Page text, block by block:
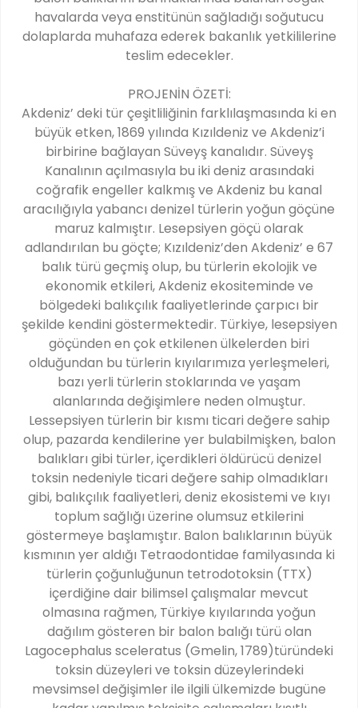
havalarda veya enstitünün sağladığı soğutucu
dolaplarda muhafaza ederek bakanlık yetkililerine
teslim edecekler.
PROJENİN ÖZETİ:
Akdeniz’ deki tür çeşitliliğinin farklılaşmasında ki en
büyük etken, 1869 yılında Kızıldeniz ve Akdeniz’i
birbirine bağlayan Süveyş kanalıdır. Süveyş
Kanalının açılmasıyla bu iki deniz arasındaki
coğrafik engeller kalkmış ve Akdeniz bu kanal
aracılığıyla yabancı denizel türlerin yoğun göçüne
maruz kalmıştır. Lesepsiyen göçü olarak
adlandırılan bu göçte; Kızıldeniz’den Akdeniz’ e 67
balık türü geçmiş olup, bu türlerin ekolojik ve
ekonomik etkileri, Akdeniz ekositeminde ve
bölgedeki balıkçılık faaliyetlerinde çarpıcı bir
şekilde kendini göstermektedir. Türkiye, lesepsiyen
göçünden en çok etkilenen ülkelerden biri
olduğundan bu türlerin kıyılarımıza yerleşmeleri,
bazı yerli türlerin stoklarında ve yaşam
alanlarında değişimlere neden olmuştur.
Lessepsiyen türlerin bir kısmı ticari değere sahip
olup, pazarda kendilerine yer bulabilmişken, balon
balıkları gibi türler, içerdikleri öldürücü denizel
toksin nedeniyle ticari değere sahip olmadıkları
gibi, balıkçılık faaliyetleri, deniz ekosistemi ve kıyı
toplum sağlığı üzerine olumsuz etkilerini
göstermeye başlamıştır. Balon balıklarının büyük
kısmının yer aldığı Tetraodontidae familyasında ki
türlerin çoğunluğunun tetrodotoksin (TTX)
içerdiğine dair bilimsel çalışmalar mevcut
olmasına rağmen, Türkiye kıyılarında yoğun
dağılım gösteren bir balon balığı türü olan
Lagocephalus sceleratus (Gmelin, 1789)türündeki
toksin düzeyleri ve toksin düzeylerindeki
mevsimsel değişimler ile ilgili ülkemizde bugüne